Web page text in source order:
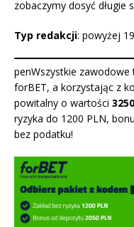
zobaczymy dosyć długie
Typ redakcji: powyżej
penWszystkie
forBET, a korzystając z
powitalny o wartości
ryzyka do 1200 PLN,
bez podatku!